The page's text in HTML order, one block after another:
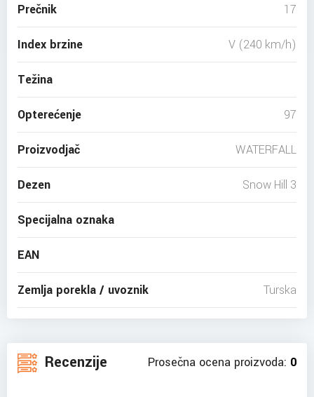
Prečnik 17
Index brzine V (240 km/h)
Težina
Opterećenje 97
Proizvodjač WATERFALL
Dezen Snow Hill 3
Specijalna oznaka
EAN
Zemlja porekla / uvoznik Turska
Recenzije Prosečna ocena proizvoda: 0